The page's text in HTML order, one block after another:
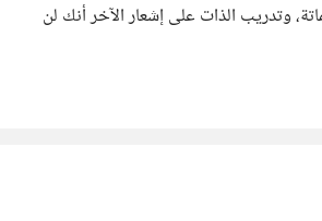
وتدريب الذات على إشعار الآخر أنك لن